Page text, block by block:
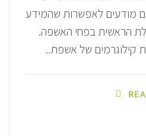
מודעים לאפשרות שהמידע
הראשית בפחי האשפה.
קילוגרמים של אשפת..